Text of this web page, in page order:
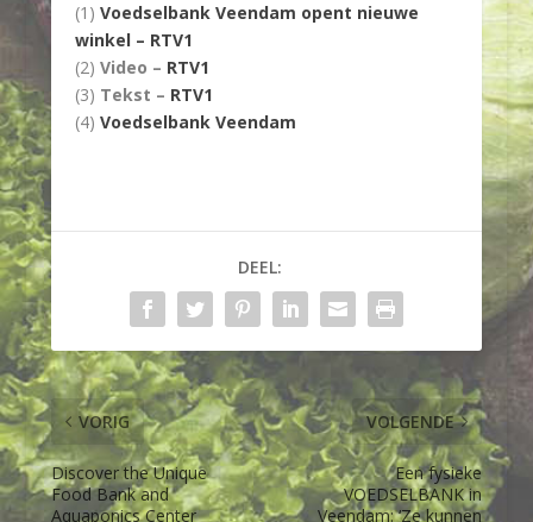
(1) Voedselbank Veendam opent nieuwe
winkel – RTV1
(2) Video – RTV1
(3) Tekst – RTV1
(4) Voedselbank Veendam
DEEL:
VORIG
Discover the Unique
Food Bank and
Aquaponics Center
VOLGENDE
Een fysieke
VOEDSELBANK in
Veendam: ‘Ze kunnen